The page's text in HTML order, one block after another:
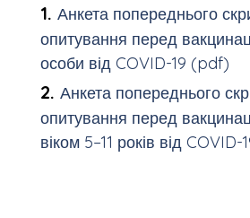
Анкета попереднього
опитування перед
особи від COVID-19 (pdf)
Анкета попереднього
опитування перед
віком 5–11 років від